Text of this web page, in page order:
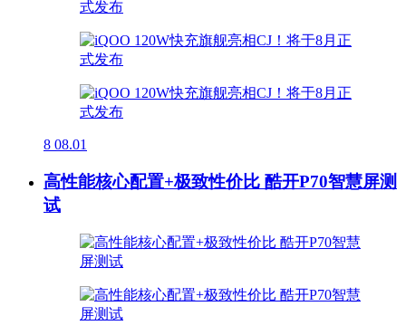
8 08.01
高性能核心配置+极致性价比 酷开P70智慧屏测
试